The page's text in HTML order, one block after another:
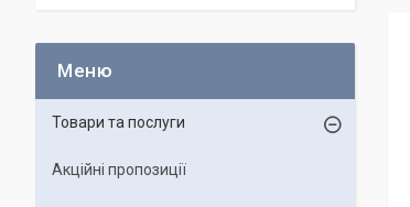
Товари та послуги
Акційні пропозиції